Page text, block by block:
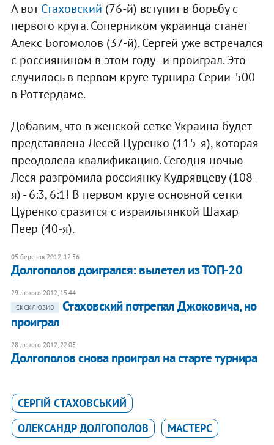
А вотСтаховский (76-й) вступит в борьбу с
первого круга. Соперником украинца станет
Алекс Богомолов (37-й). Сергей уже встречался
с россиянином в этом году - и проиграл. Это
случилось в первом круге турнира Серии-500
в Роттердаме.
Добавим, что в женской сетке Украина будет
представлена Лесей Цуренко (115-я), которая
преодолела квалификацию. Сегодня ночью
Леся разгромила россиянку Кудрявцеву (108-
я) - 6:3, 6:1! В первом круге основной сетки
Цуренко сразится с израильтянкой Шахар
Пеер (40-я).
05 березня 2012, 12:56
​Долгополов доигрался: вылетел из ТОП-20
29 лютого 2012, 15:44
ЕКСКЛЮЗИВ
Стаховский потрепал Джоковича, но
проиграл
28 лютого 2012, 22:05
​Долгополов снова проиграл на старте турнира
СЕРГІЙ СТАХОВСЬКИЙ
ОЛЕКСАНДР ДОЛГОПОЛОВ
МАСТЕРС